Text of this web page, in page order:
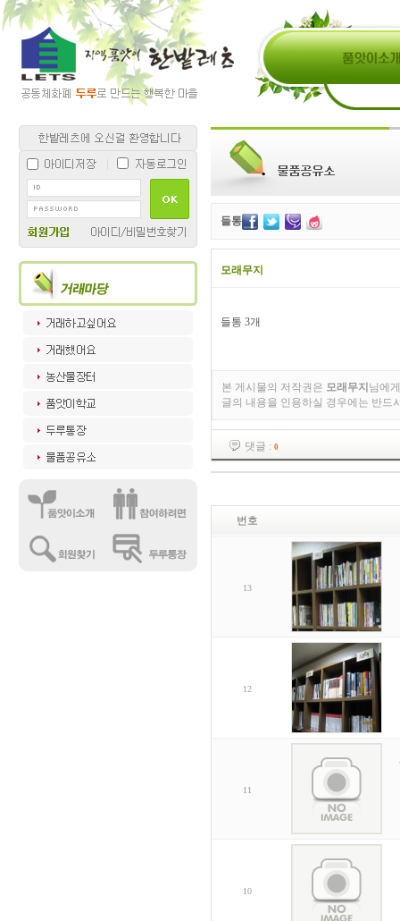
들통
모래무지
들통 3개
본 게시물의 저작권은 모래무지 님에
글의 내용을 인용하실 경우에는 반드
댓글 : 0
번호
13
12
11
10